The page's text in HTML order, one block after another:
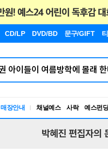
CD/LP DVD/BD 문구/GIFT
매장안내 채널예스 사락 예스펀딩
박혜진 편집자의